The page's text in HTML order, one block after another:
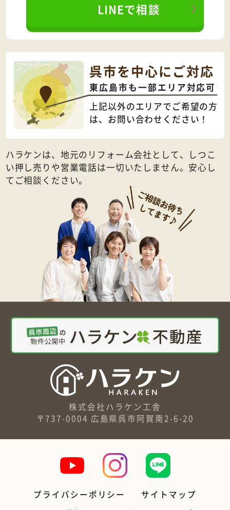
LINEで相談
呉市を中心にご対応
東広島市も一部エリア対応可
上記以外のエリアでご希望の方
は、 お問い合わせください！
ハラケンは、地元のリフォーム会社として、しつこ
い押し売りや営業電話は一切いたしません。安心し
てご相談ください。
株式会社ハラケン工舎
〒737-0004 広島県呉市阿賀南2-6-20
プライバシーポリシー サイトマップ